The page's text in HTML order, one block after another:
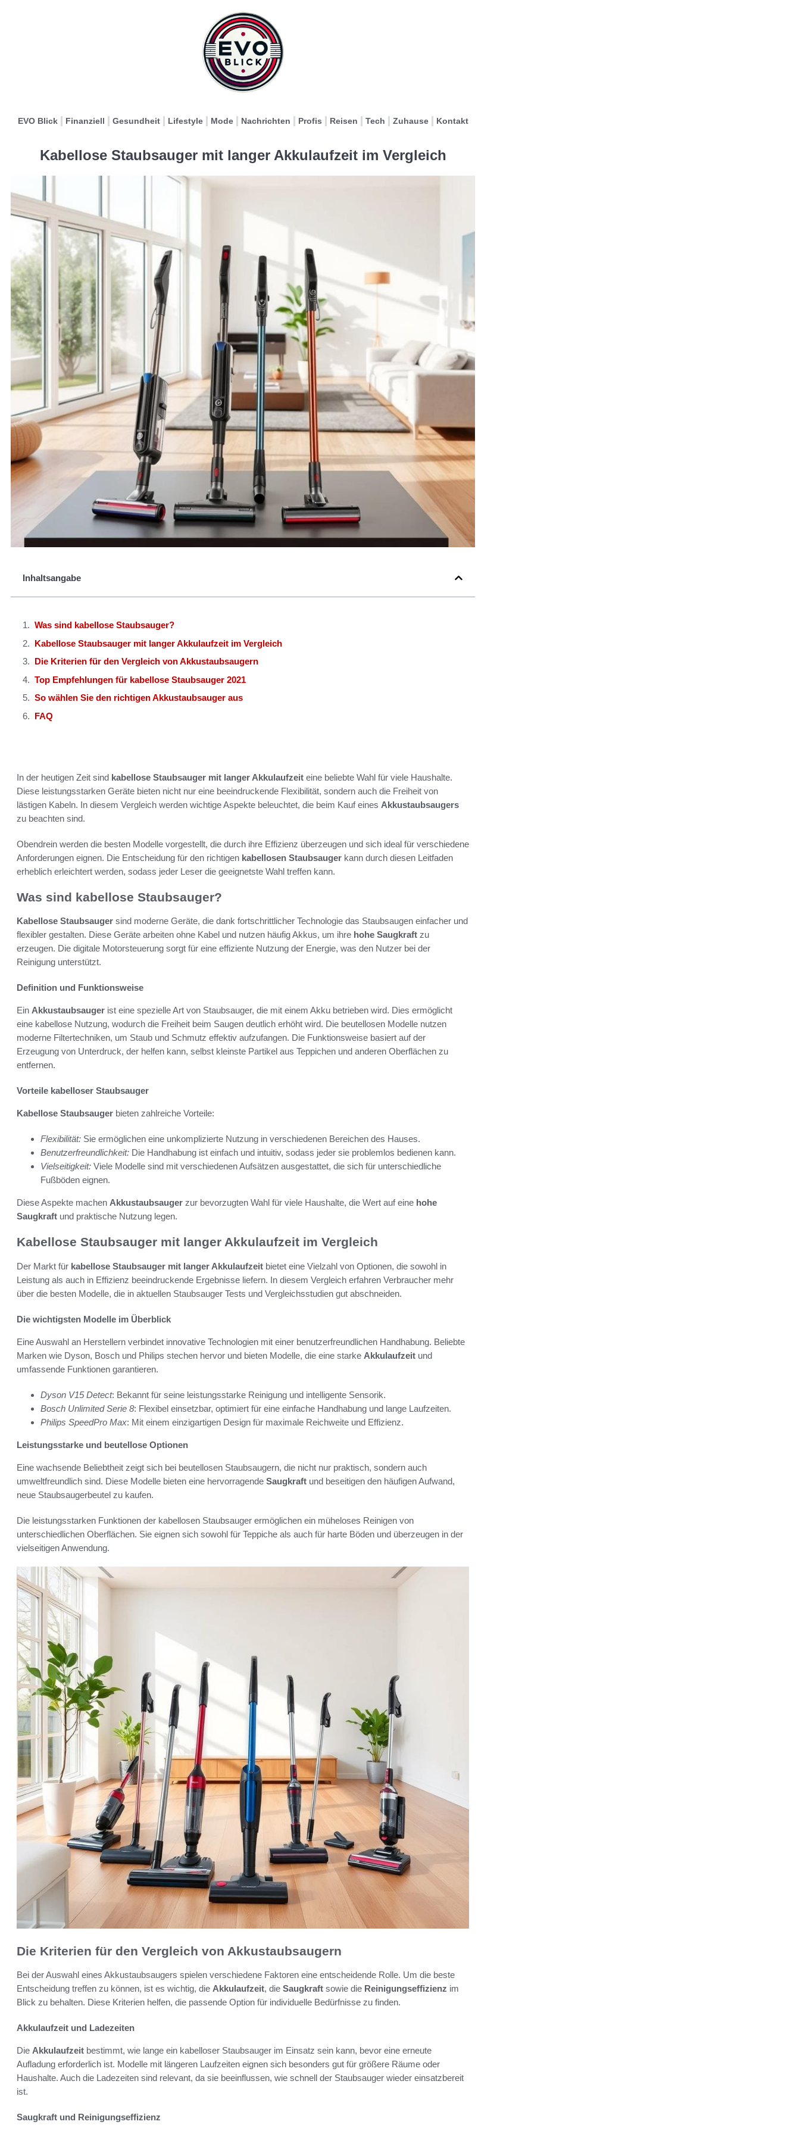
EVO Blick Finanziell Gesundheit Lifestyle Mode Nachrichten Profis Reisen Tech Zuhause Kontakt
Kabellose Staubsauger mit langer Akkulaufzeit im Vergleich
Inhaltsangabe
Was sind kabellose Staubsauger?
Kabellose Staubsauger mit langer Akkulaufzeit im Vergleich
Die Kriterien für den Vergleich von Akkustaubsaugern
Top Empfehlungen für kabellose Staubsauger 2021
So wählen Sie den richtigen Akkustaubsauger aus
FAQ
In der heutigen Zeit sind kabellose Staubsauger mit langer Akkulaufzeit eine beliebte Wahl für viele Haushalte.
Diese leistungsstarken Geräte bieten nicht nur eine beeindruckende Flexibilität, sondern auch die Freiheit von
lästigen Kabeln. In diesem Vergleich werden wichtige Aspekte beleuchtet, die beim Kauf eines Akkustaubsaugers
zu beachten sind.
Obendrein werden die besten Modelle vorgestellt, die durch ihre Effizienz überzeugen und sich ideal für verschiedene
Anforderungen eignen. Die Entscheidung für den richtigen kabellosen Staubsauger kann durch diesen Leitfaden
erheblich erleichtert werden, sodass jeder Leser die geeignetste Wahl treffen kann.
Was sind kabellose Staubsauger?
Kabellose Staubsauger sind moderne Geräte, die dank fortschrittlicher Technologie das Staubsaugen einfacher und
flexibler gestalten. Diese Geräte arbeiten ohne Kabel und nutzen häufig Akkus, um ihre hohe Saugkraft zu
erzeugen. Die digitale Motorsteuerung sorgt für eine effiziente Nutzung der Energie, was den Nutzer bei der
Reinigung unterstützt.
Definition und Funktionsweise
Ein Akkustaubsauger ist eine spezielle Art von Staubsauger, die mit einem Akku betrieben wird. Dies ermöglicht
eine kabellose Nutzung, wodurch die Freiheit beim Saugen deutlich erhöht wird. Die beutellosen Modelle nutzen
moderne Filtertechniken, um Staub und Schmutz effektiv aufzufangen. Die Funktionsweise basiert auf der
Erzeugung von Unterdruck, der helfen kann, selbst kleinste Partikel aus Teppichen und anderen Oberflächen zu
entfernen.
Vorteile kabelloser Staubsauger
Kabellose Staubsauger bieten zahlreiche Vorteile:
Flexibilität: Sie ermöglichen eine unkomplizierte Nutzung in verschiedenen Bereichen des Hauses.
Benutzerfreundlichkeit: Die Handhabung ist einfach und intuitiv, sodass jeder sie problemlos bedienen kann.
Vielseitigkeit: Viele Modelle sind mit verschiedenen Aufsätzen ausgestattet, die sich für unterschiedliche
Fußböden eignen.
Diese Aspekte machen Akkustaubsauger zur bevorzugten Wahl für viele Haushalte, die Wert auf eine hohe
Saugkraft und praktische Nutzung legen.
Kabellose Staubsauger mit langer Akkulaufzeit im Vergleich
Der Markt für kabellose Staubsauger mit langer Akkulaufzeit bietet eine Vielzahl von Optionen, die sowohl in
Leistung als auch in Effizienz beeindruckende Ergebnisse liefern. In diesem Vergleich erfahren Verbraucher mehr
über die besten Modelle, die in aktuellen Staubsauger Tests und Vergleichsstudien gut abschneiden.
Die wichtigsten Modelle im Überblick
Eine Auswahl an Herstellern verbindet innovative Technologien mit einer benutzerfreundlichen Handhabung. Beliebte
Marken wie Dyson, Bosch und Philips stechen hervor und bieten Modelle, die eine starke Akkulaufzeit und
umfassende Funktionen garantieren.
Dyson V15 Detect: Bekannt für seine leistungsstarke Reinigung und intelligente Sensorik.
Bosch Unlimited Serie 8: Flexibel einsetzbar, optimiert für eine einfache Handhabung und lange Laufzeiten.
Philips SpeedPro Max: Mit einem einzigartigen Design für maximale Reichweite und Effizienz.
Leistungsstarke und beutellose Optionen
Eine wachsende Beliebtheit zeigt sich bei beutellosen Staubsaugern, die nicht nur praktisch, sondern auch
umweltfreundlich sind. Diese Modelle bieten eine hervorragende Saugkraft und beseitigen den häufigen Aufwand,
neue Staubsaugerbeutel zu kaufen.
Die leistungsstarken Funktionen der kabellosen Staubsauger ermöglichen ein müheloses Reinigen von
unterschiedlichen Oberflächen. Sie eignen sich sowohl für Teppiche als auch für harte Böden und überzeugen in der
vielseitigen Anwendung.
Die Kriterien für den Vergleich von Akkustaubsaugern
Bei der Auswahl eines Akkustaubsaugers spielen verschiedene Faktoren eine entscheidende Rolle. Um die beste
Entscheidung treffen zu können, ist es wichtig, die Akkulaufzeit, die Saugkraft sowie die Reinigungseffizienz im
Blick zu behalten. Diese Kriterien helfen, die passende Option für individuelle Bedürfnisse zu finden.
Akkulaufzeit und Ladezeiten
Die Akkulaufzeit bestimmt, wie lange ein kabelloser Staubsauger im Einsatz sein kann, bevor eine erneute
Aufladung erforderlich ist. Modelle mit längeren Laufzeiten eignen sich besonders gut für größere Räume oder
Haushalte. Auch die Ladezeiten sind relevant, da sie beeinflussen, wie schnell der Staubsauger wieder einsatzbereit
ist.
Saugkraft und Reinigungseffizienz